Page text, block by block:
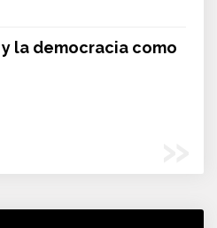
la democracia como